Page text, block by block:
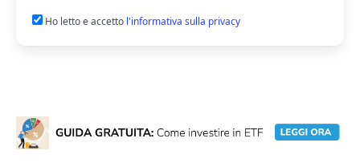
Ho letto e accetto l'informativa sulla privacy